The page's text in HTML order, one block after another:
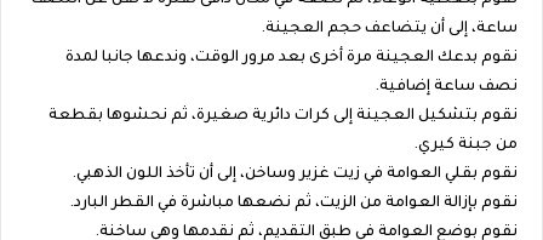
ساعة، إلى أن يتضاعف حجم العجينة.
نقوم بدعك العجينة مرة أخرى بعد مرور الوقت، وندعها جانبا لمدة
نصف ساعة إضافية.
نقوم بتشكيل العجينة إلى كرات دائرية صغيرة، ثم نحشوها بقطعة
من جبنة كيري.
نقوم بقلي العوامة في زيت غزير وساخن، إلى أن تأخذ اللون الذهبي.
نقوم بإزالة العوامة من الزيت، ثم نضعها مباشرة في القطر البارد.
نقوم بوضع العوامة في طبق التقديم، ثم نقدمها وهي ساخنة.